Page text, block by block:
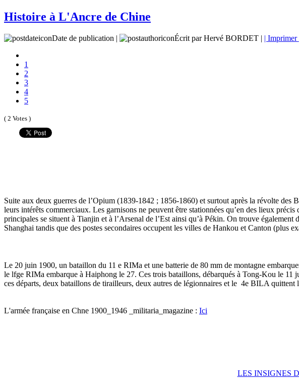
Histoire à L'Ancre de Chine
Date de publication | Écrit par Hervé BORDET | | Imprimer
1
2
3
4
5
( 2 Votes )
Suite aux deux guerres de l’Opium (1839-1842 ; 1856-1860) et surtout après la révolte
leurs intérêts commerciaux. Les garnisons ne peuvent être stationnées qu’en des lieux
principales se situent à Tianjin et à l’Arsenal de l’Est ainsi qu’à Pékin. On trouve
Shanghai tandis que des postes secondaires occupent les villes de Hankou et Canton (plus
Le 20 juin 1900, un bataillon du 11 e RIMa et une batterie de 80 mm de montagne
le lfge RIMa embarque à Haiphong le 27. Ces trois bataillons, débarqués à Tong-Kou le
ces départs, deux bataillons de tirailleurs, deux autres de légionnaires et le 4e BILA
L'armée française en Chne 1900_1946 _militaria_magazine : Ici
LES INSIGNES